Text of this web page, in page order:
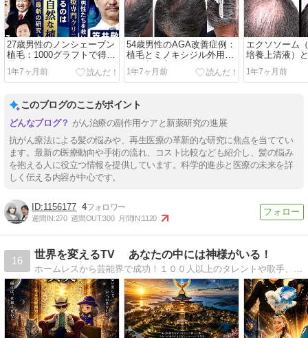
27歳男性のノンシェーブン
植毛：1000グラフトで得た
見違える生え際
1年7ヶ月前
54歳男性のAGA改善症例：
植毛とミノキシジル外用に
よる劇的変化
1年7ヶ月前
エクソソーム
培養上清液）
1年7ヶ月前
このブログのここがポイント
がん治療の副作用ケアと新薬研究の進展
抗がん療法による髪の悩みや、再生医療の革新的な研究に焦点を当ててい
ます。最新の医療動向や手術の流れ、コスト比較なども紹介し、髪の悩み
を抱える人に役立つ情報を提供しています。科学的進歩と医療の未来を詳
しく伝える内容が中心です。
1156177 4
週間IN:270 週間OUT:300 月間IN:1120
16
世界を変えるTV あなたの中には神様がいる！
ホームレスから芸能界で成功！１００人以上のタレントや歌手、アーティストを発掘した創業者の 『貴女の中には神様がいる！』